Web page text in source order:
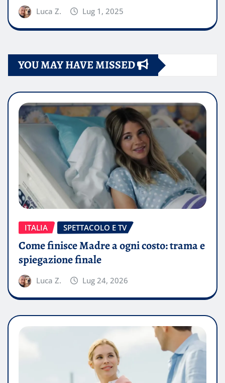
Luca Z. Lug 1, 2025
YOU MAY HAVE MISSED
ITALIA SPETTACOLO E TV
Come finisce Madre a ogni costo: trama e
spiegazione finale
Luca Z. Lug 24, 2026